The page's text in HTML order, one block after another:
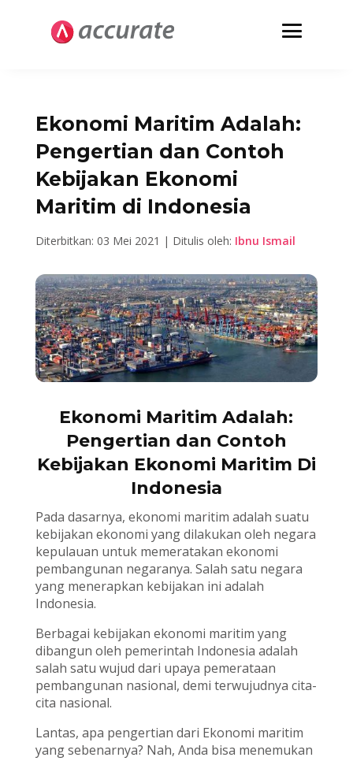
Ekonomi Maritim Adalah:
Pengertian dan Contoh
Kebijakan Ekonomi
Maritim di Indonesia
Diterbitkan: 03 Mei 2021 | Ditulis oleh: Ibnu Ismail
Ekonomi Maritim Adalah:
Pengertian dan Contoh
Kebijakan Ekonomi Maritim Di
Indonesia
Pada dasarnya, ekonomi maritim adalah suatu
kebijakan ekonomi yang dilakukan oleh negara
kepulauan untuk memeratakan ekonomi
pembangunan negaranya. Salah satu negara
yang menerapkan kebijakan ini adalah
Indonesia.
Berbagai kebijakan ekonomi maritim yang
dibangun oleh pemerintah Indonesia adalah
salah satu wujud dari upaya pemerataan
pembangunan nasional, demi terwujudnya cita-
cita nasional.
Lantas, apa pengertian dari Ekonomi maritim
yang sebenarnya? Nah, Anda bisa menemukan